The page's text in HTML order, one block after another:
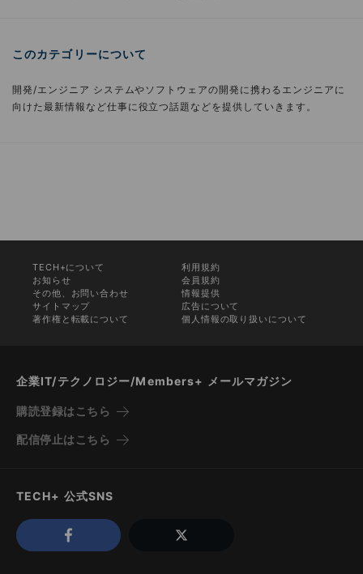
このカテゴリーについて
開発/エンジニア システムやソフトウェアの開発に携わるエンジニアに
向けた最新情報など仕事に役立つ話題などを提供していきます。
TECH+について
利用規約
お知らせ
会員規約
その他、お問い合わせ
情報提供
サイトマップ
広告について
著作権と転載について
個人情報の取り扱いについて
企業IT/テクノロジー/Members+ メールマガジン
購読登録はこちら
配信停止はこちら
TECH+ 公式SNS